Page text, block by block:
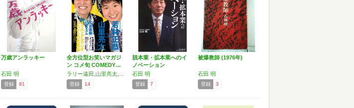
万歳アンラッキー
石田 明
登録 91
全方位型お笑いマガジ
ン コメ旬 COMEDY…
登録 14
脱本業・拡本業へのイ
ノベーション
石田 明
登録 7
被爆教師 (1976年)
石田 明
登録 3